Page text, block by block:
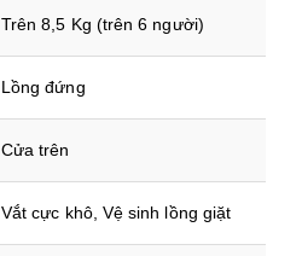
Trên 8,5 Kg (trên 6 người)
Lồng đứng
Cửa trên
Vắt cực khô, Vệ sinh lồng giặt